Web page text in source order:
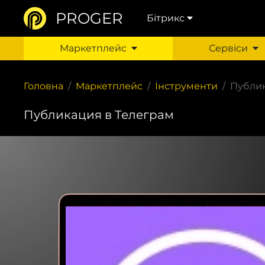
PROGER Бітрикс
Маркетплейс Сервіси
Головна Маркетплейс Інструменти
Публикация в Телеграм